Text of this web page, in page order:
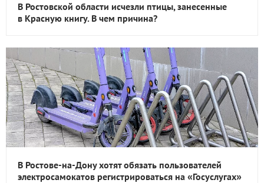
В Ростовской области исчезли птицы, занесенные
в Красную книгу. В чем причина?
В Ростове-на-Дону хотят обязать пользователей
электросамокатов регистрироваться на «Госуслугах»